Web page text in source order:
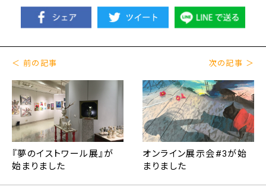
＜ 前の記事
『夢のイストワール展』が
始まりました
次の記事 ＞
オンライン展示会#3が始
まりました